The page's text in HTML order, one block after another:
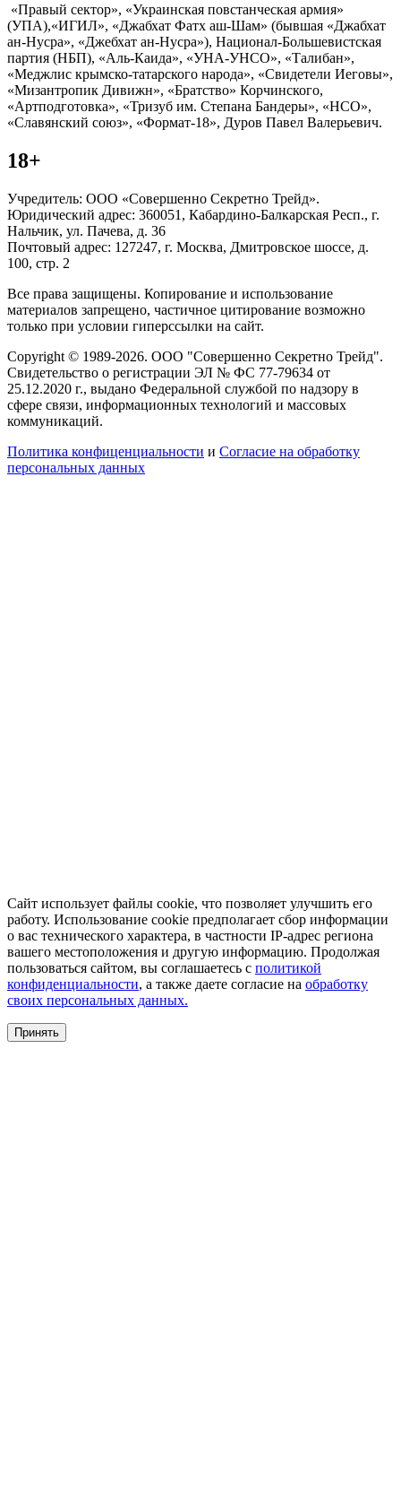
«Правый сектор», «Украинская повстанческая армия»
(УПА),«ИГИЛ», «Джабхат Фатх аш-Шам» (бывшая «Джабхат
ан-Нусра», «Джебхат ан-Нусра»), Национал-Большевистская
партия (НБП), «Аль-Каида», «УНА-УНСО», «Талибан»,
«Меджлис крымско-татарского народа», «Свидетели Иеговы»,
«Мизантропик Дивижн», «Братство» Корчинского,
«Артподготовка», «Тризуб им. Степана Бандеры», «НСО»,
«Славянский союз», «Формат-18», Дуров Павел Валерьевич.
18+
Учредитель: ООО «Совершенно Секретно Трейд».
Юридический адрес: 360051, Кабардино-Балкарская Респ., г.
Нальчик, ул. Пачева, д. 36
Почтовый адрес: 127247, г. Москва, Дмитровское шоссе, д.
100, стр. 2
Все права защищены. Копирование и использование
материалов запрещено, частичное цитирование возможно
только при условии гиперссылки на сайт.
Copyright © 1989-2026. ООО "Совершенно Секретно Трейд".
Свидетельство о регистрации ЭЛ № ФС 77-79634 от
25.12.2020 г., выдано Федеральной службой по надзору в
сфере связи, информационных технологий и массовых
коммуникаций.
Политика конфиценциальности и Согласие на обработку
персональных данных
Сайт использует файлы cookie, что позволяет улучшить его
работу. Использование cookie предполагает сбор информации
о вас технического характера, в частности IP-адрес региона
вашего местоположения и другую информацию. Продолжая
пользоваться сайтом, вы соглашаетесь с политикой
конфиденциальности, а также даете согласие на обработку
своих персональных данных.
Принять